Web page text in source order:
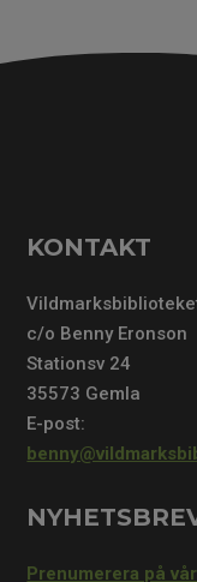
KONTAKT
c/o Benny Eronson
Stationsv 24
35573 Gemla
E-post:
Prenumerera på